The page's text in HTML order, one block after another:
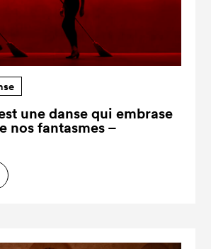
une danse qui embrase
nos fantasmes –